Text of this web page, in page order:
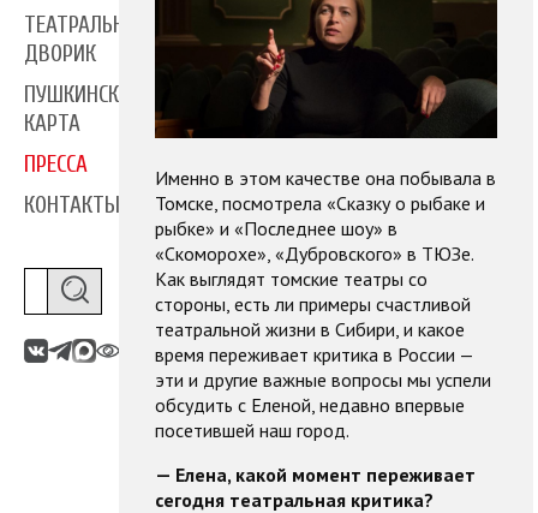
ТЕАТРАЛЬНЫЙ
ДВОРИК
ПУШКИНСКАЯ
КАРТА
ПРЕССА
КОНТАКТЫ
Именно в этом качестве она побывала в
Томске, посмотрела «Сказку о рыбаке и
рыбке» и «Последнее шоу» в
«Скоморохе», «Дубровского» в ТЮЗе.
Как выглядят томские театры со
стороны, есть ли примеры счастливой
театральной жизни в Сибири, и какое
время переживает критика в России —
эти и другие важные вопросы мы успели
обсудить с Еленой, недавно впервые
посетившей наш город.
— Елена, какой момент переживает
сегодня театральная критика?